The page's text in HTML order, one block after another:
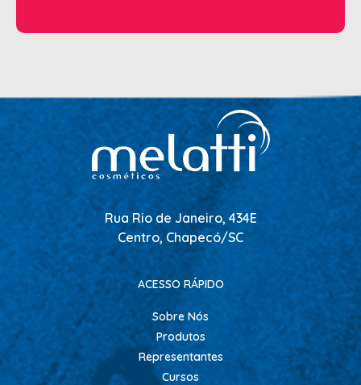
Rua Rio de Janeiro, 434E
Centro, Chapecó/SC
ACESSO RÁPIDO
Sobre Nós
Produtos
Representantes
Cursos